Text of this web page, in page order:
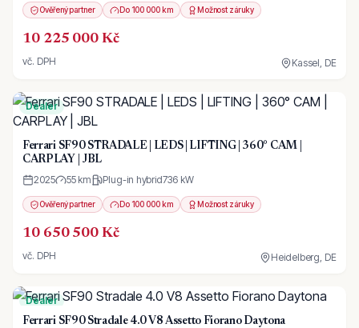
Ověřený partner Do 100 000 km Možnost záruky
10 225 000 Kč
vč. DPH Kassel, DE
Dealer
Ferrari SF90 STRADALE | LEDS | LIFTING | 360° CAM |
CARPLAY | JBL
2025 55 km Plug-in hybrid736 kW
Ověřený partner Do 100 000 km Možnost záruky
10 650 500 Kč
vč. DPH Heidelberg, DE
Dealer
Ferrari SF90 Stradale 4.0 V8 Assetto Fiorano Daytona